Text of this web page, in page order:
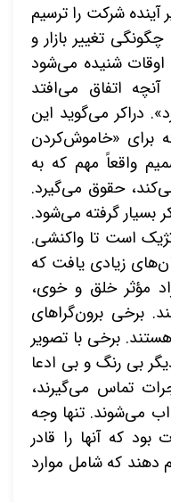
شرکت را ترسیم
تغییر بازار و
اوقات شنیده می‌شود
اتفاق می‌افتد
دراکر می‌گوید این
برای «خاموش‌کردن
واقعاً مهم که به
حقوق می‌گیرد.
بسیار گرفته می‌شود.
است تا واکنشی.
زیادی یافت که
مؤثر خلق و خوی،
برخی برون‌گراهای
برخی با تصویر
بی رنگ و بی ادعا
تماس می‌گیرند،
می‌شوند. تنها وجه
که آنها را قادر
دهند که شامل موارد